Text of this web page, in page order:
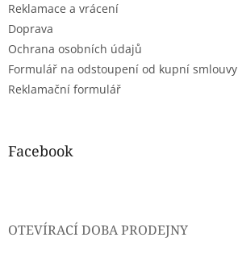
Reklamace a vrácení
Doprava
Ochrana osobních údajů
Formulář na odstoupení od kupní smlouvy
Reklamační formulář
Facebook
OTEVÍRACÍ DOBA PRODEJNY